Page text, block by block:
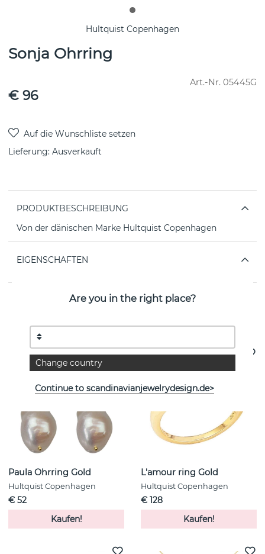
Hultquist Copenhagen
Sonja Ohrring
Art.-Nr. 05445G
€ 96
Lieferung: Ausverkauft
PRODUKTBESCHREIBUNG
Von der dänischen Marke Hultquist Copenhagen
EIGENSCHAFTEN
Weitere Artikel ansehen
Paula Ohrring Gold
Hultquist Copenhagen
€ 52
Kaufen!
L'amour ring Gold
Hultquist Copenhagen
€ 128
Kaufen!
Are you in the right place?
Change country
Continue to scandinavianjewelrydesign.de>